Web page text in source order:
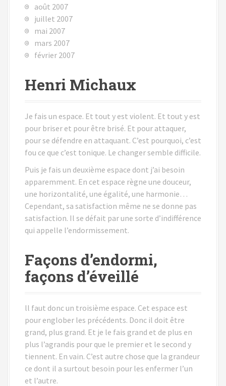
août 2007
juillet 2007
mai 2007
mars 2007
février 2007
Henri Michaux
Je fais un espace. Et tout y est violent. Et tout y est
pour briser et pour être brisé. Et pour attaquer,
pour se défendre en attaquant. C’est pourquoi, c’est
fou ce que c’est tonique. Le changer semble difficile.
Puis je fais un deuxième espace dont j’ai besoin
apparemment. En cet espace règne une douceur,
une horizontalité, une égalité, une harmonie…
Cependant, sa satisfaction même ne se donne pas
satisfaction. Il se défait par une sorte d’indifférence
qui appelle l’endormissement.
Façons d’endormi,
façons d’éveillé
ll faut donc un troisième espace. Cet espace est
pour englober les précédents. Donc il doit être
grand, plus grand. Et je le fais grand et de plus en
plus l’agrandis pour que le premier et le second y
tiennent. En vain. C’est autre chose que la grandeur
ce dont il a surtout besoin pour les enfermer l’un
et l’autre.